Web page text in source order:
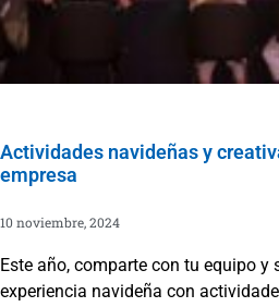
Actividades navideñas y
empresa
10 noviembre, 2024
Este año, comparte con tu equipo y
experiencia navideña con